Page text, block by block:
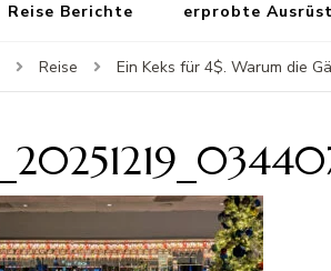
Reise Berichte erprobte
Reise Ein Keks für 4$. Warum die